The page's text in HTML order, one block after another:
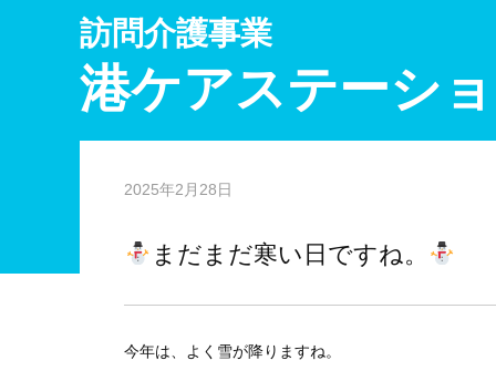
訪問介護事業
港ケアステーシ
2025年2月28日
まだまだ寒い日ですね。
今年は、よく雪が降りますね。